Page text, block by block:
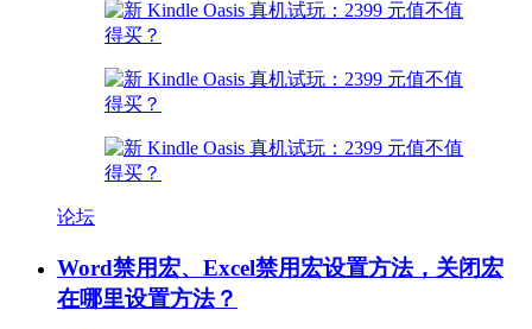
论坛
Word禁用宏、Excel禁用宏设置方法，关闭宏
在哪里设置方法？